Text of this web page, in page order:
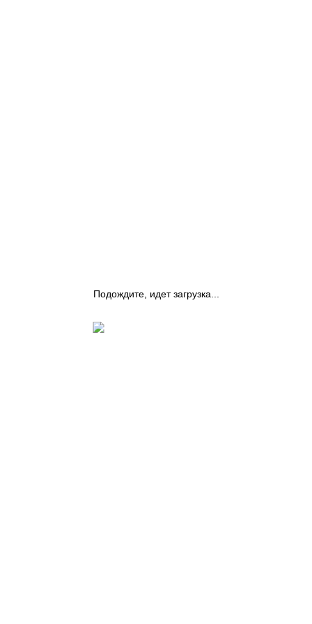
Подождите, идет загрузка...